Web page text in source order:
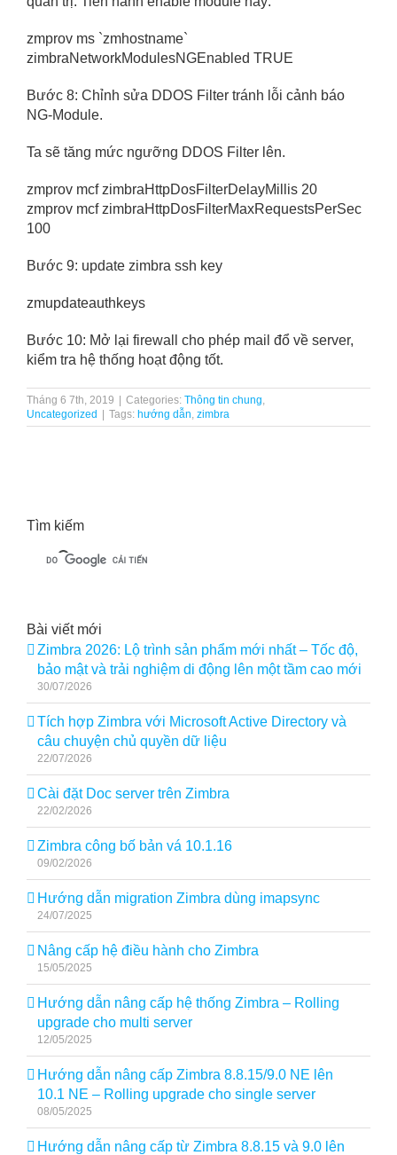
zmprov ms `zmhostname`
zimbraNetworkModulesNGEnabled TRUE
Bước 8: Chỉnh sửa DDOS Filter tránh lỗi cảnh báo
NG-Module.
Ta sẽ tăng mức ngưỡng DDOS Filter lên.
zmprov mcf zimbraHttpDosFilterDelayMillis 20
zmprov mcf zimbraHttpDosFilterMaxRequestsPerSec
100
Bước 9: update zimbra ssh key
zmupdateauthkeys
Bước 10: Mở lại firewall cho phép mail đổ về server,
kiểm tra hệ thống hoạt động tốt.
Tháng 6 7th, 2019 | Categories: Thông tin chung
Uncategorized | Tags: hướng dẫn zimbra
Tìm kiếm
Bài viết mới
Zimbra 2026: Lộ trình sản phẩm mới nhất – Tốc độ,
bảo mật và trải nghiệm di động lên một tầm cao mới
30/07/2026
Tích hợp Zimbra với Microsoft Active Directory và
câu chuyện chủ quyền dữ liệu
22/07/2026
Cài đặt Doc server trên Zimbra
22/02/2026
Zimbra công bố bản vá 10.1.16
09/02/2026
Hướng dẫn migration Zimbra dùng imapsync
24/07/2025
Nâng cấp hệ điều hành cho Zimbra
15/05/2025
Hướng dẫn nâng cấp hệ thống Zimbra – Rolling
upgrade cho multi server
12/05/2025
Hướng dẫn nâng cấp Zimbra 8.8.15/9.0 NE lên
10.1 NE – Rolling upgrade cho single server
08/05/2025
Hướng dẫn nâng cấp từ Zimbra 8.8.15 và 9.0 lên